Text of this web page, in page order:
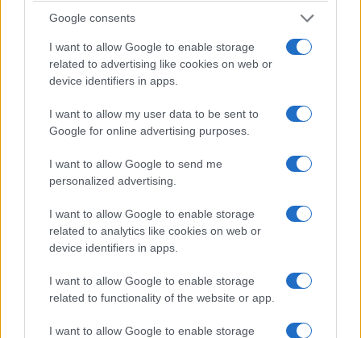
Google consents
I want to allow Google to enable storage
related to advertising like cookies on web or
device identifiers in apps.
I want to allow my user data to be sent to
Google for online advertising purposes.
I want to allow Google to send me
personalized advertising.
I want to allow Google to enable storage
related to analytics like cookies on web or
device identifiers in apps.
I want to allow Google to enable storage
related to functionality of the website or app.
I want to allow Google to enable storage
Champions League: Βατή η κλήρωση της ΑΕΚ στα